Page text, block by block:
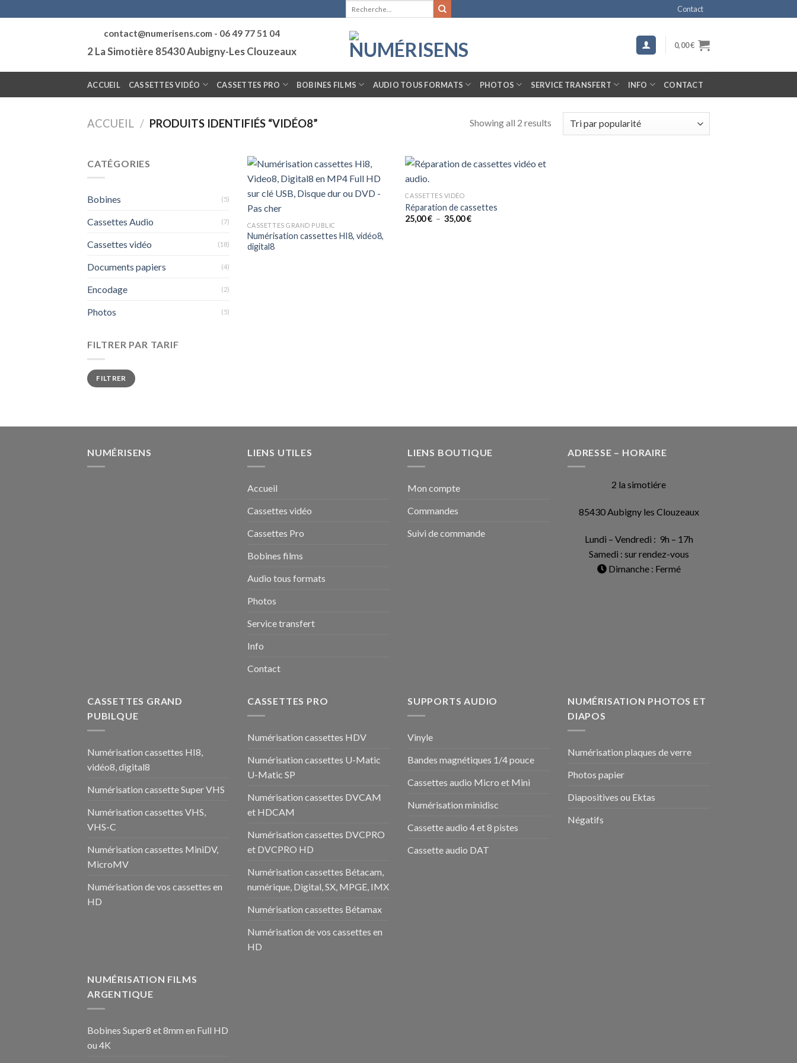
to
Contact
contact@numerisens.com - 06 49 77 51 04
2 La Simotière 85430 Aubigny-Les Clouzeaux
0,00€
ACCUEIL CASSETTES VIDÉO CASSETTES PRO BOBINES FILMS AUDIO TOUS FORMATS PHOTOS SERVICE TRANSFERT INFO CONTACT
ACCUEIL / PRODUITS IDENTIFIÉS “VIDÉO8” Showing all 2 results
CATÉGORIES
Bobines (5)
Cassettes Audio (7)
Cassettes vidéo (18)
Documents papiers (4)
Encodage (2)
Photos (5)
FILTRER PAR TARIF
Prix
min
Prix
maxFILTRER
CASSETTES GRAND PUBLIC
Numérisation cassettes HI8, vidéo8,
digital8
CASSETTES VIDÉO
Réparation de cassettes
25,00€ – 35,00€Plage
NUMÉRISENS LIENS UTILES
Accueil
Cassettes vidéo
Cassettes Pro
Bobines films
Audio tous formats
Photos
Service transfert
Info
Contact
LIENS BOUTIQUE
Mon compte
Commandes
Suivi de commande
ADRESSE – HORAIRE
2 la simotiére
85430 Aubigny les Clouzeaux
Lundi – Vendredi : 9h – 17h
Samedi : sur rendez-vous
Dimanche : Fermé
CASSETTES GRAND
PUBILQUE
Numérisation cassettes HI8,
vidéo8, digital8
Numérisation cassette Super VHS
Numérisation cassettes VHS,
VHS-C
Numérisation cassettes MiniDV,
MicroMV
Numérisation de vos cassettes en
HD
CASSETTES PRO
Numérisation cassettes HDV
Numérisation cassettes U-Matic
U-Matic SP
Numérisation cassettes DVCAM
et HDCAM
Numérisation cassettes DVCPRO
et DVCPRO HD
Numérisation cassettes Bétacam,
numérique, Digital, SX, MPGE, IMX
Numérisation cassettes Bétamax
Numérisation de vos cassettes en
HD
SUPPORTS AUDIO
Vinyle
Bandes magnétiques 1/4 pouce
Cassettes audio Micro et Mini
Numérisation minidisc
Cassette audio 4 et 8 pistes
Cassette audio DAT
NUMÉRISATION PHOTOS ET
DIAPOS
Numérisation plaques de verre
Photos papier
Diapositives ou Ektas
Négatifs
NUMÉRISATION FILMS
ARGENTIQUE
Bobines Super8 et 8mm en Full HD
ou 4K